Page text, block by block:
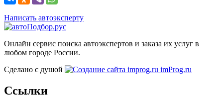
Написать автоэксперту
Онлайн сервис поиска автоэкспертов и заказа их услуг в
любом городе России.
Сделано с душой
imProg.ru
Ссылки